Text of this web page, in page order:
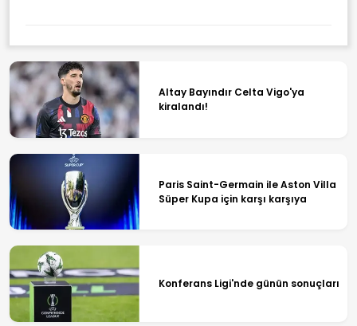
Altay Bayındır Celta Vigo'ya
kiralandı!
Paris Saint-Germain ile Aston Villa
Süper Kupa için karşı karşıya
Konferans Ligi'nde günün sonuçları